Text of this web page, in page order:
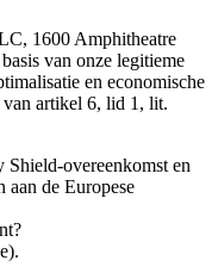
1600 Amphitheatre
van onze legitieme
en economische
artikel 6, lid 1, lit.
overeenkomst en
aan de Europese